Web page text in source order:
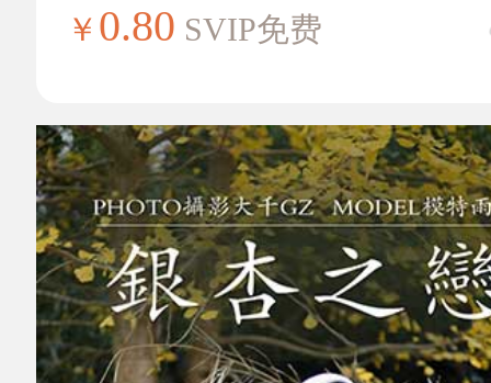
￥ 0.80 SVIP免费